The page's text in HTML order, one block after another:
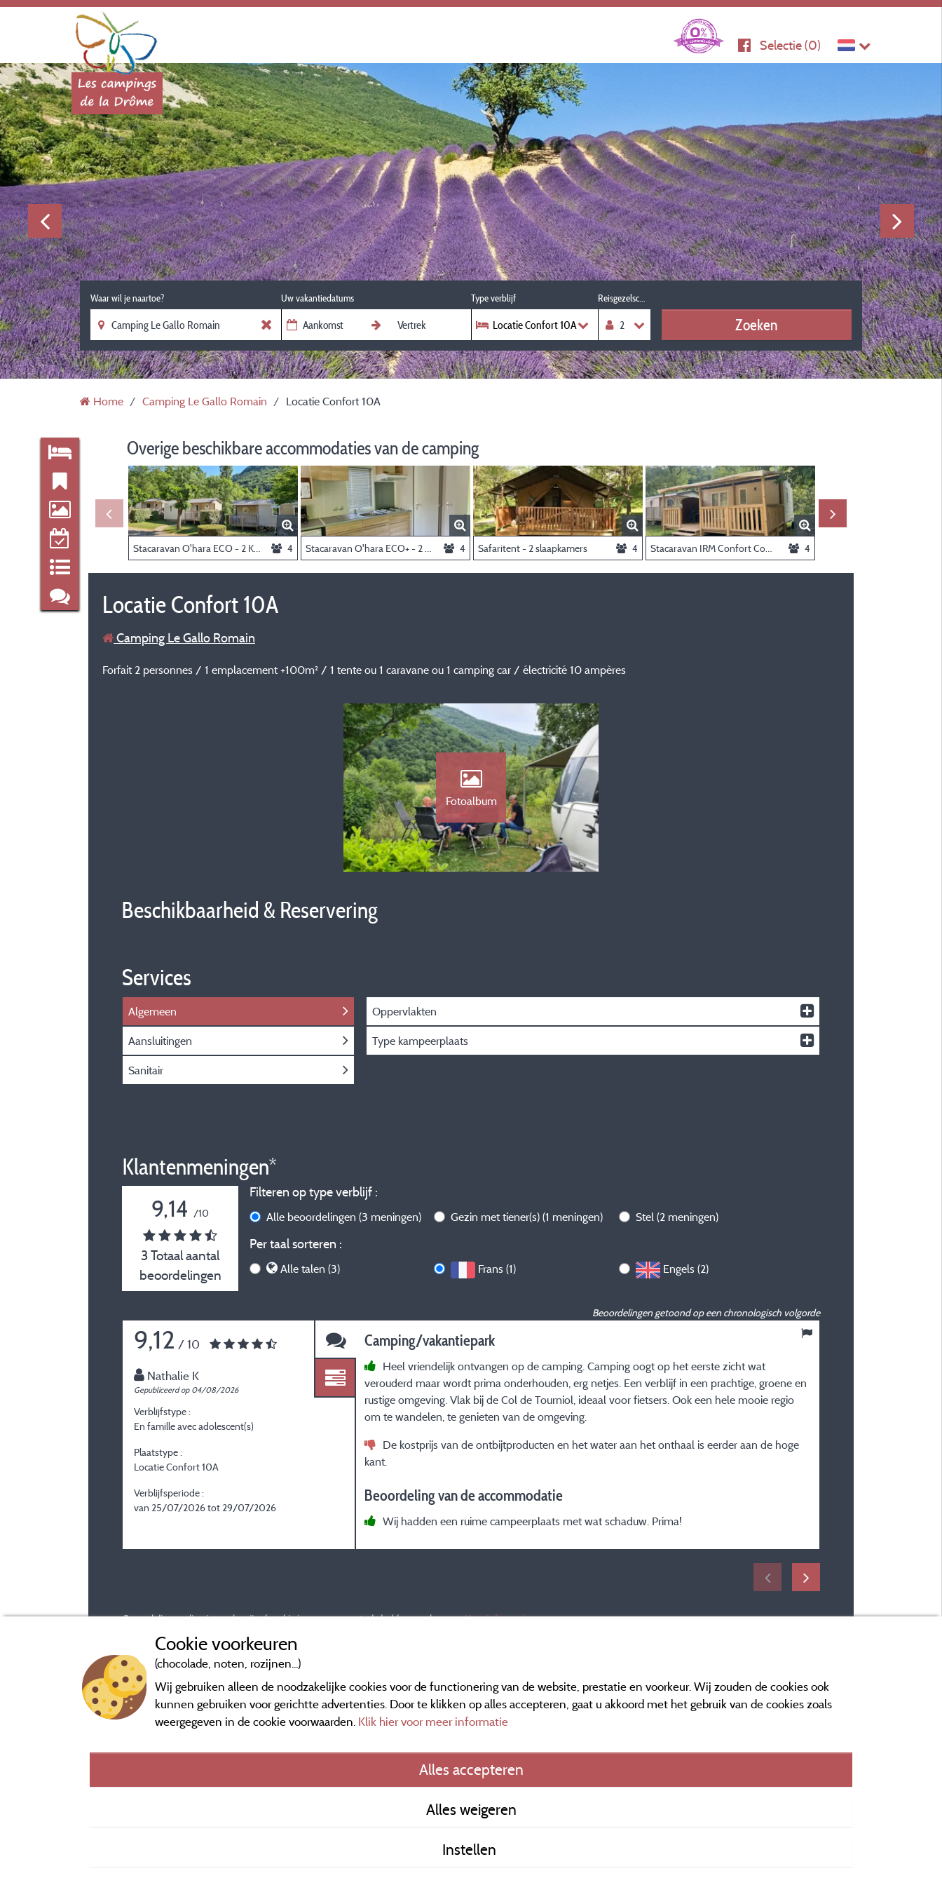
Selectie (0)
Waar wil je naartoe? Uw vakantiedatums Type verblijf
Locatie Confort 10A
Reisgezelschap
Zoeken
Home Camping Le Gallo Romain Locatie Confort 10A
Overige beschikbare accommodaties van de camping
Stacaravan O'hara ECO - 2 Kamers 4 4 Safaritent - 2 slaapkamers 4 Stacaravan IRM Confort Compact - Airconditioning - 2 slaapkamers 4
Locatie Confort 10A
Camping Le Gallo Romain
Forfait 2 personnes / 1 emplacement +100m² / 1 tente ou 1 caravane ou 1 camping car / électricité 10 ampères
Fotoalbum
Beschikbaarheid & Reservering
Services
Algemeen
Aansluitingen
Sanitair
Oppervlakten
Type kampeerplaats
Klantenmeningen*
9,14 /10
3 Totaal aantal
beoordelingen
Filteren op type verblijf :
Alle beoordelingen (3 meningen) Gezin met tiener(s)(1 meningen) Stel (2 meningen)
Per taal sorteren :
Alle talen (3) Frans (1) Engels (2)
Beoordelingen getoond op een chronologisch volgorde
9,12 / 10
Nathalie K
Gepubliceerd op 04/08/2026
Verblijfstype :
En famille avec adolescent(s)
Plaatstype :
Locatie Confort 10A
Verblijfsperiode :
van 25/07/2026 tot 29/07/2026
Camping/vakantiepark
Heel vriendelijk ontvangen op de camping. Camping oogt op het eerste zicht wat
verouderd maar wordt prima onderhouden, erg netjes. Een verblijf in een prachtige, groene en
rustige omgeving. Vlak bij de Col de Tourniol, ideaal voor fietsers. Ook een hele mooie regio
om te wandelen, te genieten van de omgeving.
De kostprijs van de ontbijtproducten en het water aan het onthaal is eerder aan de hoge
kant.
Beoordeling van de accommodatie
Wij hadden een ruime campeerplaats met wat schaduw. Prima!
Beoordelingen die niet ouder zijn dan drie jaar en een controle hebben ondergaan.Meer informatie
Cookie voorkeuren
(chocolade, noten, rozijnen...)
Wij gebruiken alleen de noodzakelijke cookies voor de functionering van de website, prestatie en voorkeur. Wij zouden de cookies ook
kunnen gebruiken voor gerichtte advertenties. Door te klikken op alles accepteren, gaat u akkoord met het gebruik van de cookies zoals
weergegeven in de cookie voorwaarden. Klik hier voor meer informatie
Alles accepteren
Alles weigeren
Instellen